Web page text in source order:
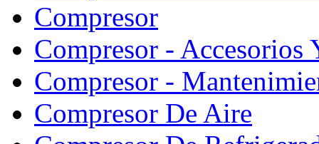
Compresor
Compresor - Accesorios
Compresor -
Compresor De Aire